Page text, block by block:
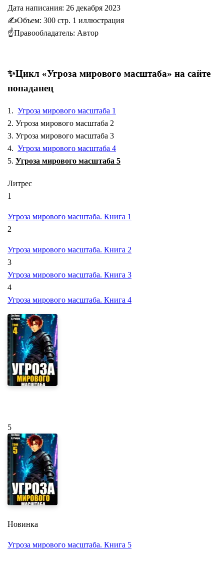
Дата написания: 26 декабря 2023
✍️️Объем: 300 стр. 1 иллюстрация
☝Правообладатель: Автор
✨Цикл «Угроза мирового масштаба» на сайте
попаданец
1. Угроза мирового масштаба 1
2. Угроза мирового масштаба 2
3. Угроза мирового масштаба 3
4. Угроза мирового масштаба 4
5. Угроза мирового масштаба 5
Литрес
1
Угроза мирового масштаба. Книга 1
2
Угроза мирового масштаба. Книга 2
3
Угроза мирового масштаба. Книга 3
4
Угроза мирового масштаба. Книга 4
5
Новинка
Угроза мирового масштаба. Книга 5